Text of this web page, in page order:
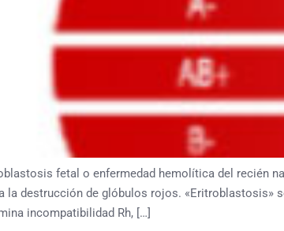
fetal o enfermedad hemolítica del
la destrucción de glóbulos rojos. «Eritroblastosis»
incompatibilidad Rh, […]